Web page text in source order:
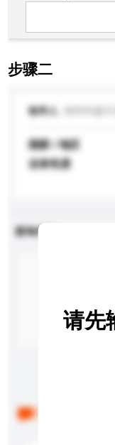
步骤二
收件人
国家 / 地区
业务性质
查询内容
请先